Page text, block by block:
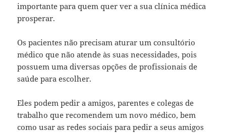
importante para quem quer ver a sua clínica médica
prosperar.
Os pacientes não precisam aturar um consultório
médico que não atende às suas necessidades, pois
possuem uma diversas opções de profissionais de
saúde para escolher.
Eles podem pedir a amigos, parentes e colegas de
trabalho que recomendem um novo médico, bem
como usar as redes sociais para pedir a seus amigos